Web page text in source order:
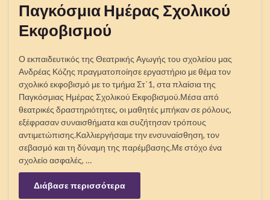
Παγκόσμια Ημέρας Σχολικού
Εκφοβισμού
Ο εκπαιδευτικός της Θεατρικής Αγωγής του σχολείου μας
Ανδρέας Κόζης πραγματοποίησε εργαστήριο με θέμα τον
σχολικό εκφοβισμό με το τμήμα Στ΄1, στα πλαίσια της
Παγκόσμιας Ημέρας Σχολικού Εκφοβισμού.Μέσα από
θεατρικές δραστηριότητες, οι μαθητές μπήκαν σε ρόλους,
εξέφρασαν συναισθήματα και συζήτησαν τρόπους
αντιμετώπισης.Καλλιεργήσαμε την ενσυναίσθηση, τον
σεβασμό και τη δύναμη της παρέμβασης.Με στόχο ένα
σχολείο ασφαλές, …
Διάβασε περισσότερα